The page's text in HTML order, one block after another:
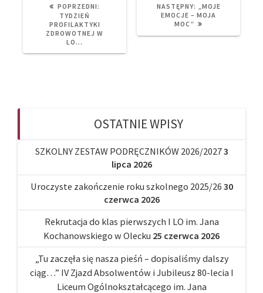
POPRZEDNI:
TYDZIEŃ
PROFILAKTYKI
ZDROWOTNEJ W
LO…
NASTĘPNY:
NEXT
POST:
„MOJE
EMOCJE – MOJA
MOC”
OSTATNIE WPISY
SZKOLNY ZESTAW PODRĘCZNIKÓW 2026/20273
lipca 2026
Uroczyste zakończenie roku szkolnego 2025/26 30
czerwca 2026
Rekrutacja do klas pierwszych I LO im. Jana
Kochanowskiego w Olecku 25 czerwca 2026
„Tu zaczęła się nasza pieśń – dopisaliśmy dalszy
ciąg…” IV Zjazd Absolwentów i Jubileusz 80-lecia I
Liceum Ogólnokształcącego im. Jana